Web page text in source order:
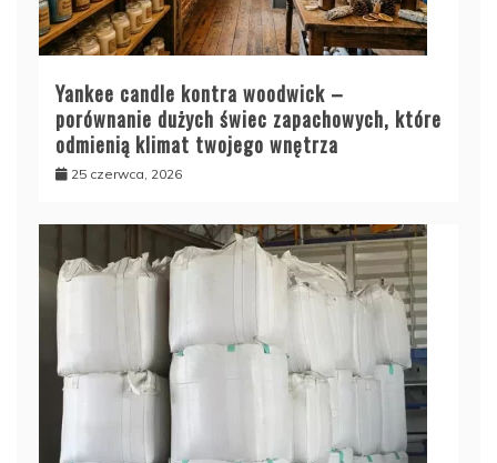
Yankee candle kontra woodwick –
porównanie dużych świec zapachowych, które
odmienią klimat twojego wnętrza
25 czerwca, 2026